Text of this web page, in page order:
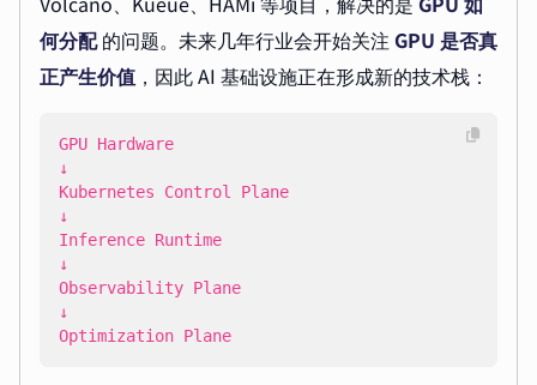
何分配的问题。未来几年行业会开始关注 GPU 是否真
正产生价值 ，因此 AI 基础设施正在形成新的技术栈：
Optimization Plane